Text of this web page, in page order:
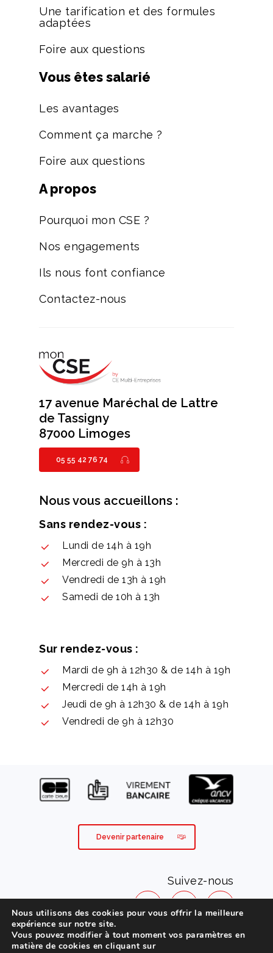
Une tarification et des formules
adaptées
Foire aux questions
Vous êtes salarié
Les avantages
Comment ça marche ?
Foire aux questions
A propos
Pourquoi mon CSE ?
Nos engagements
Ils nous font confiance
Contactez-nous
17 avenue Maréchal de Lattre
de Tassigny
87000 Limoges
05 55 42 76 74
Nous vous accueillons :
Sans rendez-vous :
Lundi de 14h à 19h
Mercredi de 9h à 13h
Vendredi de 13h à 19h
Samedi de 10h à 13h
Sur rendez-vous :
Mardi de 9h à 12h30 & de 14h à 19h
Mercredi de 14h à 19h
Jeudi de 9h à 12h30 & de 14h à 19h
Vendredi de 9h à 12h30
Devenir partenaire
Suivez-nous
Mentions légales
Nous utilisons des cookies pour vous offrir la meilleure
expérience sur notre site.
Vous pouvez modifier à tout moment vos paramètres en
matière de cookies en cliquant sur